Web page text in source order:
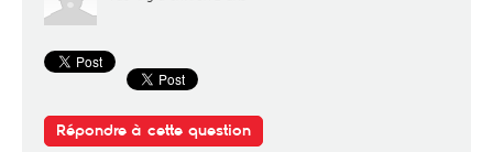
Répondre à cette question